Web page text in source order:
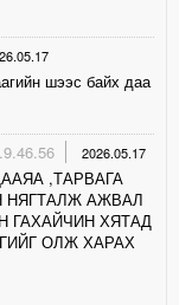
шээс байх даа
2026.05.17
,ТАРВАГА
НЯГТАЛЖ АЖВАЛ
ГАХАЙЧИН ХЯТАД
ОЛЖ ХАРАХ